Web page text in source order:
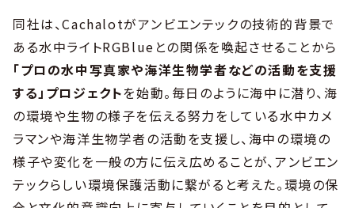
同社は、Cachalotがアンビエンテックの技術的背景で
ある水中ライトRGBlueとの関係を喚起させることから
「プロの水中写真家や海洋生物学者などの活動を支援
する」プロジェクトを始動。毎日のように海中に潜り、海
の環境や生物の様子を伝える努力をしている水中カメ
ラマンや海洋生物学者の活動を支援し、海中の環境の
様子や変化を一般の方に伝え広めることが、アンビエン
テックらしい環境保護活動に繋がると考えた。環境の保